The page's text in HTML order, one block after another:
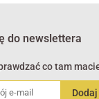
do newslettera
co tam